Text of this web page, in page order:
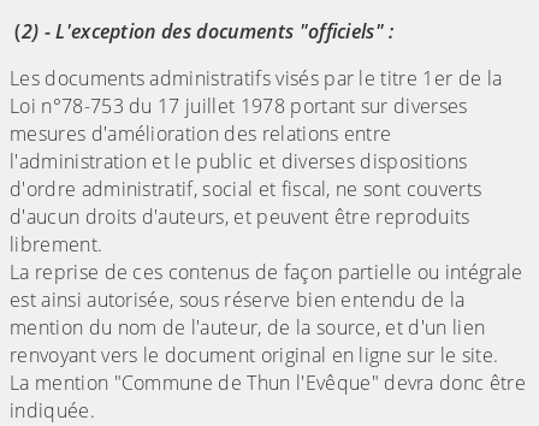
(2) - L'exception des documents "officiels" :
Les documents administratifs visés par le titre 1er de la
Loi n°78-753 du 17 juillet 1978 portant sur diverses
mesures d'amélioration des relations entre
l'administration et le public et diverses dispositions
d'ordre administratif, social et fiscal, ne sont couverts
d'aucun droits d'auteurs, et peuvent être reproduits
librement.
La reprise de ces contenus de façon partielle ou intégrale
est ainsi autorisée, sous réserve bien entendu de la
mention du nom de l'auteur, de la source, et d'un lien
renvoyant vers le document original en ligne sur le site.
La mention "Commune deThun l'Evêque" devra donc être
indiquée.